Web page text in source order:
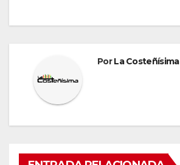
PorLa Costeñísima